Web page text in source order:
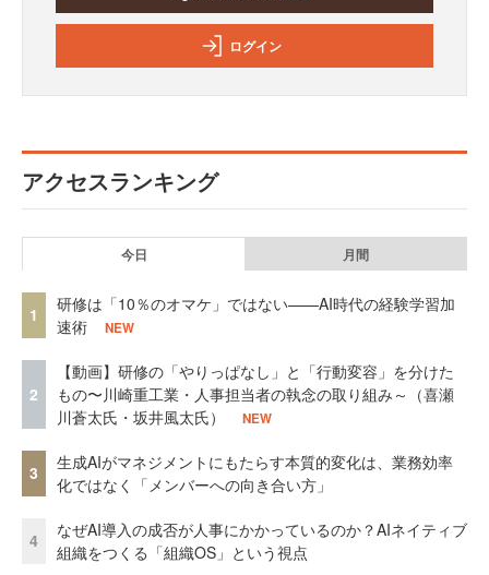
ログイン
アクセスランキング
今日 月間
1
研修は「10％のオマケ」ではない——AI時代の経験学習加
速術
NEW
2
【動画】研修の「やりっぱなし」と「行動変容」を分けた
もの〜川崎重工業・人事担当者の執念の取り組み～（喜瀬
川蒼太氏・坂井風太氏）
NEW
3
生成AIがマネジメントにもたらす本質的変化は、業務効率
化ではなく「メンバーへの向き合い方」
4
なぜAI導入の成否が人事にかかっているのか？AIネイティブ
組織をつくる「組織OS」という視点